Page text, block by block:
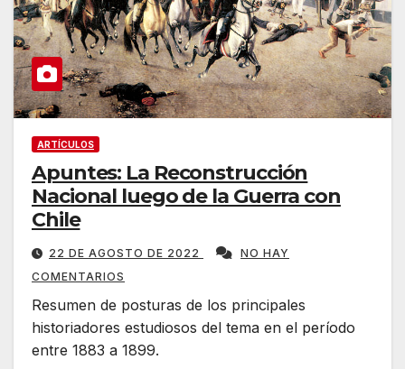
ARTÍCULOS
Apuntes: La Reconstrucción
Nacional luego de la Guerra con
Chile
22 DE AGOSTO DE 2022
NO HAY
COMENTARIOS
Resumen de posturas de los principales
historiadores estudiosos del tema en el período
entre 1883 a 1899.